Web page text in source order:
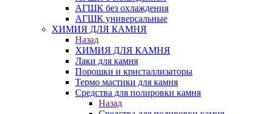
АГШК без охлаждения
АГШК универсальные
ХИМИЯ ДЛЯ КАМНЯ
Назад
ХИМИЯ ДЛЯ КАМНЯ
Лаки для камня
Порошки и кристаллизаторы
Термо мастики для камня
Средства для полировки камня
Назад